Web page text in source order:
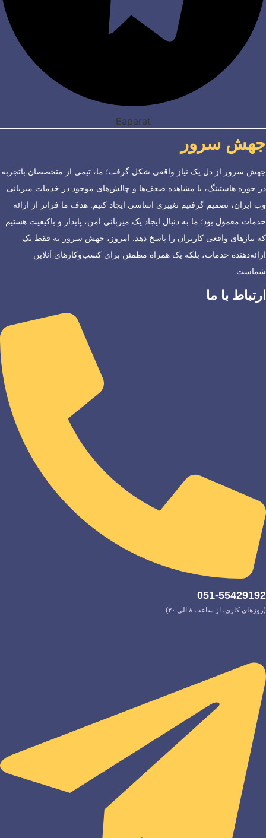
Eaparat
جهش سرور
جهش سرور از دل یک نیاز واقعی شکل گرفت؛ ما، تیمی از متخصصان باتجربه
در حوزه هاستینگ، با مشاهده ضعف‌ها و چالش‌های موجود در خدمات میزبانی
وب ایران، تصمیم گرفتیم تغییری اساسی ایجاد کنیم. هدف ما فراتر از ارائه
خدمات معمول بود؛ ما به دنبال ایجاد یک میزبانی امن، پایدار و باکیفیت هستیم
که نیازهای واقعی کاربران را پاسخ دهد. امروز، جهش سرور نه فقط یک
ارائه‌دهنده خدمات، بلکه یک همراه مطمئن برای کسب‌وکارهای آنلاین
شماست.
ارتباط با ما
051-55429192
(روزهای کاری، از ساعت ۸ الی ۲۰)